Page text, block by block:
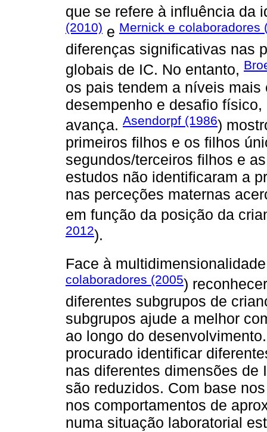
que se refere à influência da
(2010) e Mernick e colaboradores
diferenças significativas nas
globais de IC. No entanto,
os pais tendem a níveis
desempenho e desafio
avança. Asendorpf (1986)
primeiros filhos e os filhos
segundos/terceiros filhos e
estudos não identificaram a
nas perceções maternas
em função da posição da
2012).
Face à
colaboradores (2005)
diferentes subgrupos de
subgrupos ajude a melhor
ao longo do
procurado identificar
nas diferentes dimensões de
são reduzidos. Com base
nos comportamentos de
numa situação laboratorial